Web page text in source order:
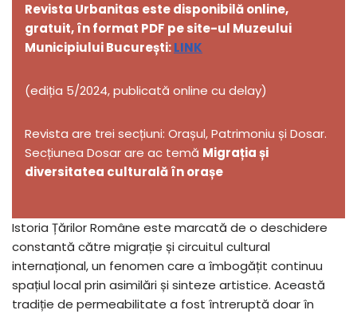
Revista Urbanitas este disponibilă online,
gratuit, în format PDF pe site-ul Muzeului
Municipiului București:LINK
(ediția 5/2024, publicată online cu delay)
Revista are trei secțiuni: Orașul, Patrimoniu și Dosar.
Secțiunea Dosar are ac temă Migrația și
diversitatea culturală în orașe
Istoria Țărilor Române este marcată de o deschidere
constantă către migrație și circuitul cultural
internațional, un fenomen care a îmbogățit continuu
spațiul local prin asimilări și sinteze artistice. Această
tradiție de permeabilitate a fost întreruptă doar în